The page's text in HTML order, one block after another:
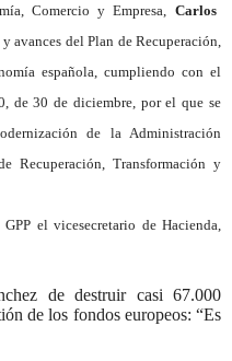
Comercio y Empresa, Carlos
avances del Plan de Recuperación,
española, cumpliendo con el
de 30 de diciembre, por el que se
de la Administración
Recuperación, Transformación y
el vicesecretario de Hacienda,
de destruir casi 67.000
de los fondos europeos: “Es